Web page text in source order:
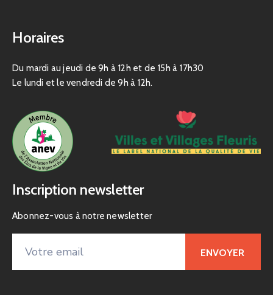
Horaires
Du mardi au jeudi de 9h à 12h et de 15h à 17h30
Le lundi et le vendredi de 9h à 12h.
Inscription newsletter
Abonnez-vous à notre newsletter